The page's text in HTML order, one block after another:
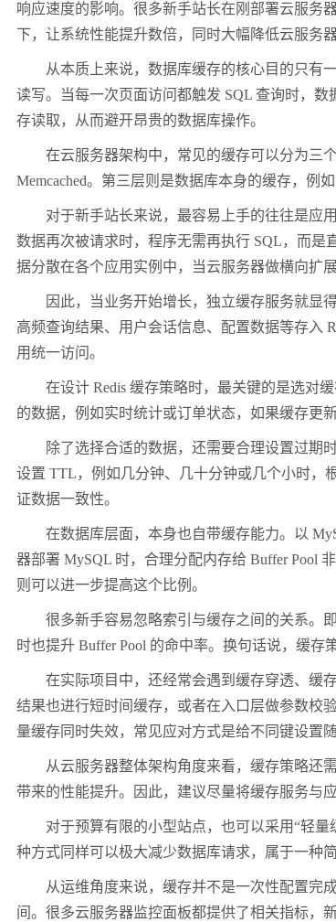
响应速度的影响。很多新手站长在刚部署云服务
下，让系统性能提升数倍，同时大幅降低云服务器
从本质上来说，数据库缓存的核心目的只有一
读写。当每一次页面访问都触发 SQL 查询时，
存读取，从而避开昂贵的数据库操作。
在云服务器架构中，常见的缓存可以分为三个
Memcached。第三层则是数据库本身的缓存，例
对于新手站长来说，最容易上手的往往是应用
数据再次被请求时，程序无需再执行 SQL，而
据分散在各个应用实例中，当云服务器做横向扩
因此，当业务开始增长，独立缓存服务就显得
高频查询结果、用户会话信息、配置数据等存入
用统一访问。
在设计 Redis 缓存策略时，最关键的是选对缓
的数据，例如实时统计或订单状态，如果缓存更
除了选择合适的数据，还需要合理设置过期时
设置 TTL，例如几分钟、几十分钟或几个小时，
证数据一致性。
在数据库层面，本身也自带缓存能力。以
器部署 MySQL 时，合理分配内存给 Buffer Pool
则可以进一步提高这个比例。
很多新手容易忽略索引与缓存之间的关系。即
时也提升 Buffer Pool 的命中率。换句话说，缓存
在实际项目中，还经常会遇到缓存穿透、缓存
结果也进行短时间缓存，或者在入口层做参数校
量缓存同时失效，常见应对方式是给不同键设置
从云服务器整体架构角度来看，缓存策略还需
带来的性能提升。因此，建议尽量将缓存服务与
对于预算有限的小型站点，也可以采用“轻量
种方式同样可以极大减少数据库请求，属于一种
从运维角度来说，缓存并不是一次性配置完成
间。很多云服务器监控面板都提供了相关指标，